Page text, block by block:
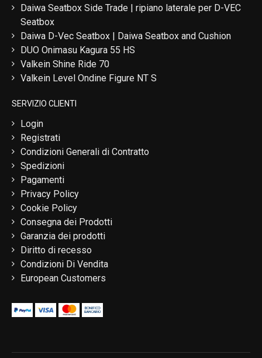
Daiwa Seatbox Side Trade | ripiano laterale per D-VEC
Seatbox
Daiwa D-Vec Seatbox | Daiwa Seatbox and Cushion
DUO Onimasu Kagura 55 HS
Valkein Shine Ride 70
Valkein Level Ondine Figure NT S
SERVIZIO CLIENTI
Login
Registrati
Condizioni Generali di Contratto
Spedizioni
Pagamenti
Privacy Policy
Cookie Policy
Consegna dei Prodotti
Garanzia dei prodotti
Diritto di recesso
Condizioni Di Vendita
European Customers